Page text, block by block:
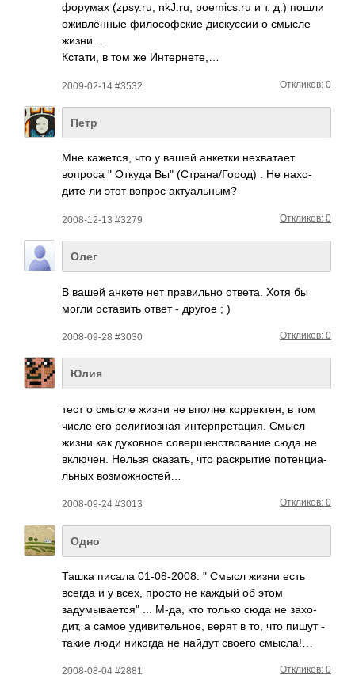
фор­умах (zps­y.ru, nkJ.ru, poem­ics.ru и т. д.) пошли
ожив­лённые фило­софс­кие диск­уссии о смысле
жизн­и....
Кстати, в том же Инте­рнете,…
2009-02-14 #3532 Откликов: 0
Петр
Мне каже­тся, что у вашей анкетки нехв­атает
вопроса " Откуда Вы" (Стр­ана/­Город) . Не нахо­
дите ли этот вопрос акту­альн­ым?
2008-12-13 #3279 Откликов: 0
Олег
В вашей анкете нет прав­ильно ответа. Хотя бы
могли оста­вить ответ - другое ; )
2008-09-28 #3030 Откликов: 0
Юлия
тест о смысле жизни не вполне корр­ектен, в том
числе его рели­гиоз­ная инте­рпре­тация. Смысл
жизни как духо­вное сове­ршен­ство­вание сюда не
вклю­чен. Нельзя сказ­ать, что раск­рытие поте­нциа­
льных возм­ожно­стей…
2008-09-24 #3013 Откликов: 0
Одно
Ташка писала 01-0­8-20­08: " Смысл жизни есть
всегда и у всех, просто не каждый об этом
задумывается" ... М-да, кто только сюда не захо­
дит, а самое удив­ител­ьное, верят в то, что пишут -
такие люди никогда не найдут своего смысла!…
2008-08-04 #2881 Откликов: 0